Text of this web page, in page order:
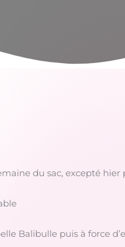
du sac, excepté
Balibulle puis à force